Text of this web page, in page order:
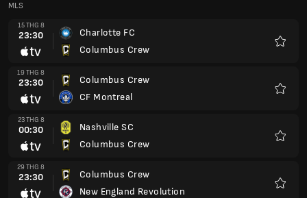
MLS
15 THG 8
23:30
Charlotte FC
Columbus Crew
19 THG 8
23:30
Columbus Crew
CF Montreal
23 THG 8
00:30
Nashville SC
Columbus Crew
29 THG 8
23:30
Columbus Crew
New England Revolution